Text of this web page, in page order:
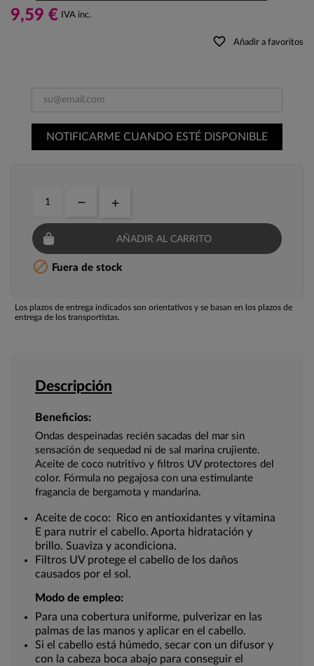
9,59 € IVA inc.
favorite_border Añadir a favoritos
NOTIFICARME CUANDO ESTÉ DISPONIBLE
AÑADIR AL CARRITO
 Fuera de stock
Los plazos de entrega indicados son orientativos y se basan en los plazos de
entrega de los transportistas.
Descripción
Beneficios:
Ondas despeinadas recién sacadas del mar sin
sensación de sequedad ni de sal marina crujiente.
Aceite de coco nutritivo y filtros UV protectores del
color. Fórmula no pegajosa con una estimulante
fragancia de bergamota y mandarina.
Aceite de coco: Rico en antioxidantes y vitamina
E para nutrir el cabello. Aporta hidratación y
brillo. Suaviza y acondiciona.
Filtros UV protege el cabello de los daños
causados por el sol.
Modo de empleo:
Para una cobertura uniforme, pulverizar en las
palmas de las manos y aplicar en el cabello.
Si el cabello está húmedo, secar con un difusor y
con la cabeza boca abajo para conseguir el